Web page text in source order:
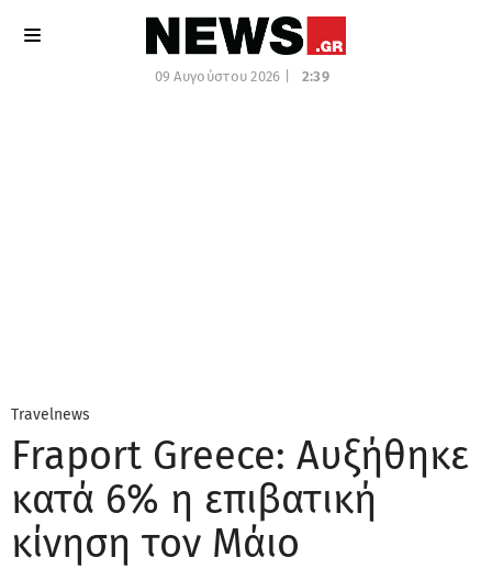
09 Αυγούστου 2026 | 2:39
Travelnews
Fraport Greece: Αυξήθηκε
κατά 6% η επιβατική
κίνηση τον Μάιο